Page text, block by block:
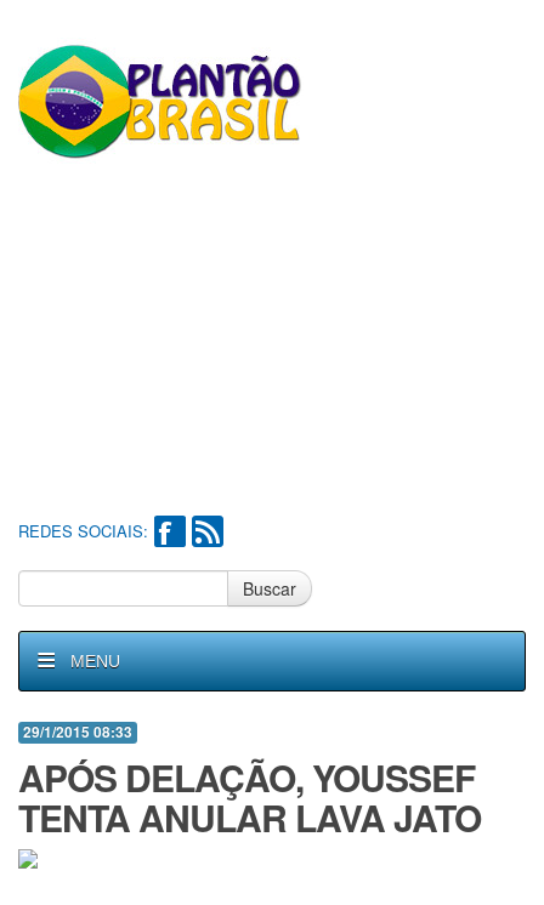
REDES SOCIAIS:
Buscar
MENU
29/1/2015 08:33
APÓS DELAÇÃO, YOUSSEF
TENTA ANULAR LAVA JATO